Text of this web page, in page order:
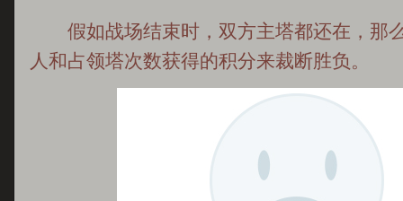
假如战场结束时，双方主塔都还在，那
人和占领塔次数获得的积分来裁断胜负。